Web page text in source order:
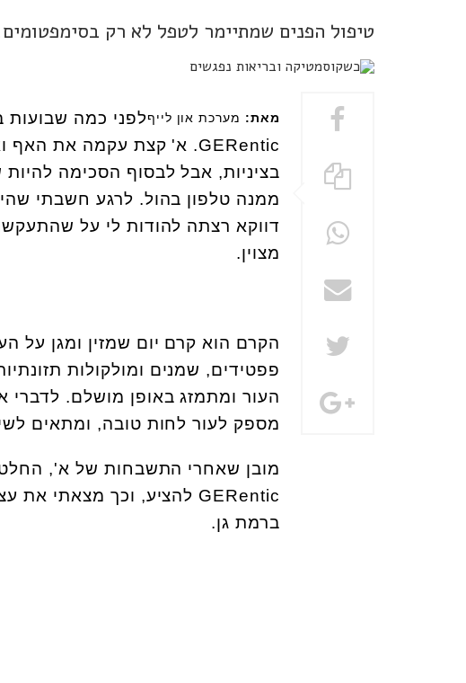
טיפול הפנים שמתיימר לטפל לא רק
מאת: מערכת און לייףלפני כמה שבועות
GERentic. א' קצת עקמה את האף
בציניות, אבל לבסוף הסכימה
ממנה טלפון בהול. לרגע חשבתי
דווקא רצתה להודות לי על
מצוין.
הקרם הוא קרם יום שמזין ומגן על
פפטידים, שמנים ומולקולות
העור ומתמזג באופן מושלם. לדברי
מספק לעור לחות טובה, ומתאים
מובן שאחרי התשבחות של א',
GERentic להציע, וכך מצאתי את
ברמת גן.